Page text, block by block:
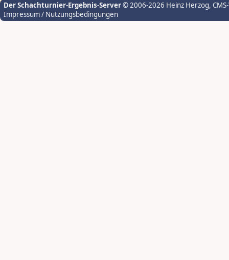
Der Schachturnier-Ergebnis-Server© 2006-2026 Heinz Herzog,
Impressum / Nutzungsbedingungen